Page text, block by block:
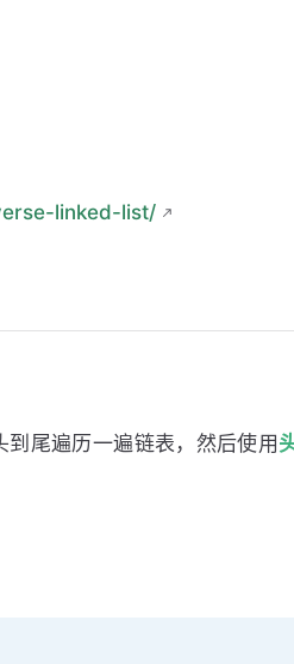
linked-list/
尾遍历一遍链表，然后使用